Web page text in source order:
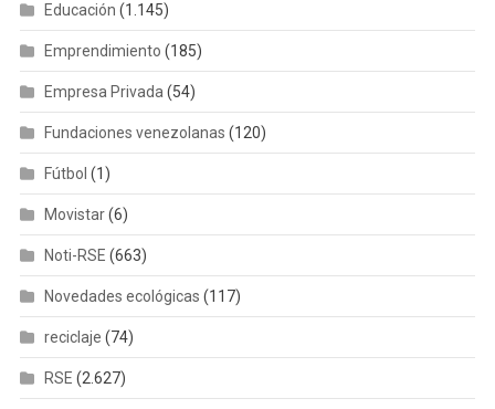
Educación (1.145)
Emprendimiento (185)
Empresa Privada(54)
Fundaciones venezolanas (120)
Fútbol (1)
Movistar(6)
Noti-RSE (663)
Novedades ecológicas (117)
reciclaje (74)
RSE (2.627)